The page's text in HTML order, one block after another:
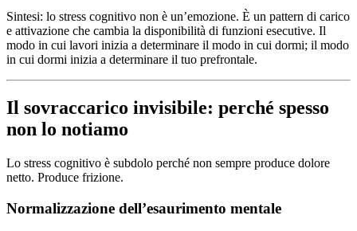
Sintesi: lo stress cognitivo non è un’emozione. È un pattern di carico
e attivazione che cambia la disponibilità di funzioni esecutive. Il
modo in cui lavori inizia a determinare il modo in cui dormi; il modo
in cui dormi inizia a determinare il tuo prefrontale.
Il sovraccarico invisibile: perché spesso
non lo notiamo
Lo stress cognitivo è subdolo perché non sempre produce dolore
netto. Produce frizione.
Normalizzazione dell’esaurimento mentale